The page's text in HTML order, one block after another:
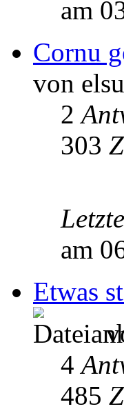
am
Cornu
von
2
303
am
Etwas
4
485